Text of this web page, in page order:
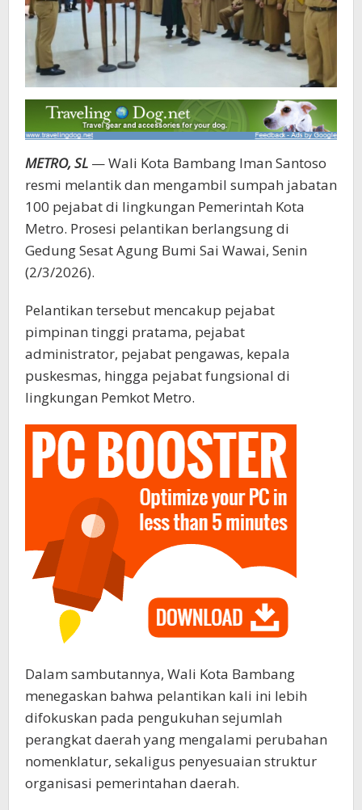
METRO, SL — Wali Kota Bambang Iman Santoso
resmi melantik dan mengambil sumpah jabatan
100 pejabat di lingkungan Pemerintah Kota
Metro. Prosesi pelantikan berlangsung di
Gedung Sesat Agung Bumi Sai Wawai, Senin
(2/3/2026).
Pelantikan tersebut mencakup pejabat
pimpinan tinggi pratama, pejabat
administrator, pejabat pengawas, kepala
puskesmas, hingga pejabat fungsional di
lingkungan Pemkot Metro.
Dalam sambutannya, Wali Kota Bambang
menegaskan bahwa pelantikan kali ini lebih
difokuskan pada pengukuhan sejumlah
perangkat daerah yang mengalami perubahan
nomenklatur, sekaligus penyesuaian struktur
organisasi pemerintahan daerah.